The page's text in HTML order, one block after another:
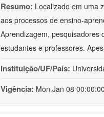
Resumo: Localizado em uma
aos processos de ensino-
Aprendizagem, pesquisadores
estudantes e professores.
Instituição/UF/País:
Vigência: Mon Jan 08